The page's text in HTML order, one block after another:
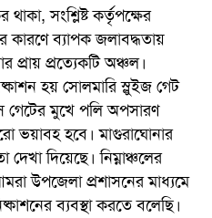
সংশ্লিষ্ট কর্তৃপক্ষের
কারণে ব্যাপক জলাবদ্ধতায়
প্রায় প্রত্যেকটি অঞ্চল।
হয় সোলমারি স্লুইজ গেট
গেটের মুখে পলি অপসারণ
ভয়াবহ হবে। মাগুরাঘোনার
দিয়েছে। নিম্নাঞ্চলের
উপজেলা প্রশাসনের মাধ্যমে
ব্যবস্থা করতে বলেছি।